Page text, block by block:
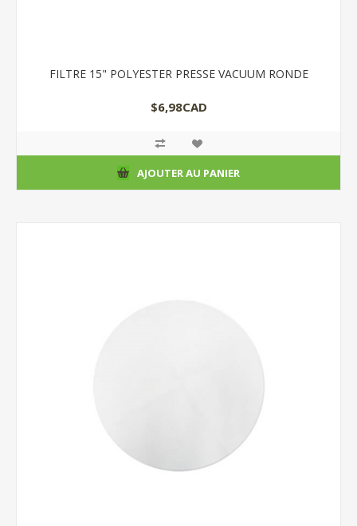
FILTRE 15" POLYESTER PRESSE VACUUM RONDE
$6,98CAD
AJOUTER AU PANIER